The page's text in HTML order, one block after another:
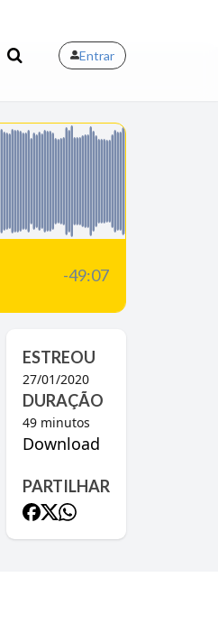
Entrar
-49:07
ESTREOU
27/01/2020
DURAÇÃO
49 minutos
Download
PARTILHAR